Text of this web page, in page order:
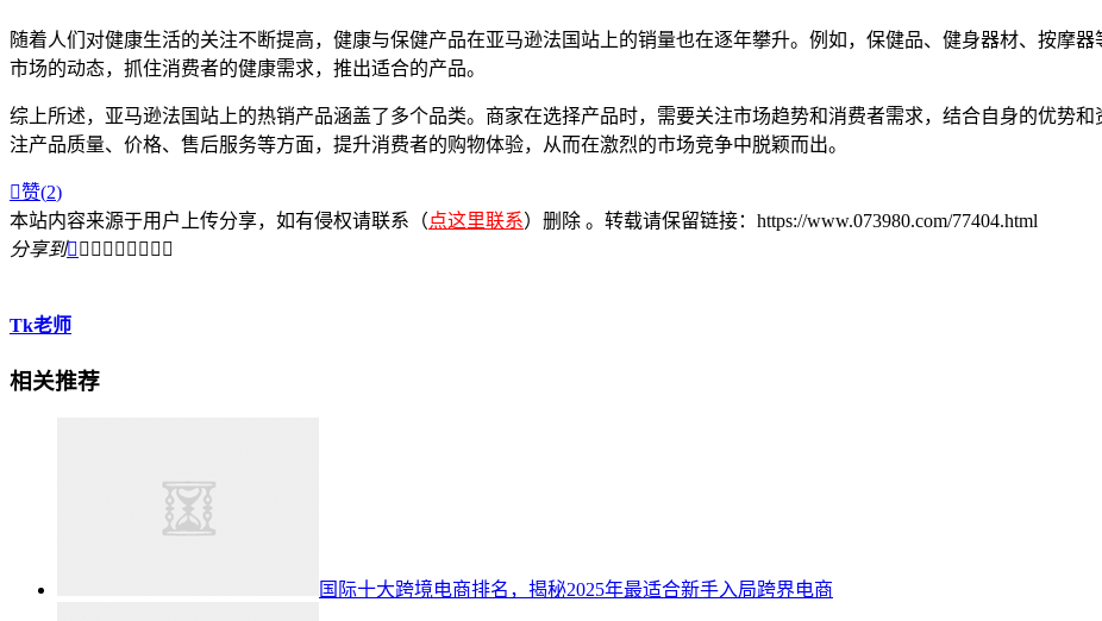
随着人们对健康生活的关注不断提高，健康与保健产品在亚马逊法国站上的销量也在逐年攀升。例如，保健品、健身器材、按摩
市场的动态，抓住消费者的健康需求，推出适合的产品。
综上所述，亚马逊法国站上的热销产品涵盖了多个品类。商家在选择产品时，需要关注市场趋势和消费者需求，结合自身的优势
注产品质量、价格、售后服务等方面，提升消费者的购物体验，从而在激烈的市场竞争中脱颖而出。
赞(2)
本站内容来源于用户上传分享，如有侵权请联系（点这里联系）删除 。转载请保留链接：https://www.073980.com/77404.html
分享到        
Tk老师
相关推荐
国际十大跨境电商排名，揭秘2025年最适合新手入局跨界电商